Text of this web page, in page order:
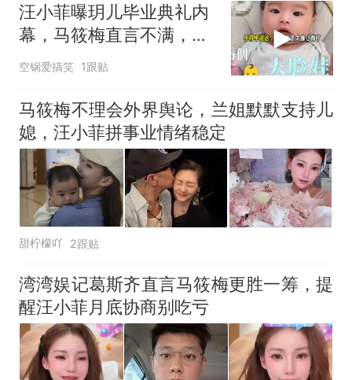
汪小菲曝玥儿毕业典礼内
幕，马筱梅直言不满，不
回北京另有隐情
空锅爱搞笑 1跟贴
马筱梅不理会外界舆论，兰姐默默支持儿
媳，汪小菲拼事业情绪稳定
甜柠檬吖 2跟贴
湾湾娱记葛斯齐直言马筱梅更胜一筹，提
醒汪小菲月底协商别吃亏